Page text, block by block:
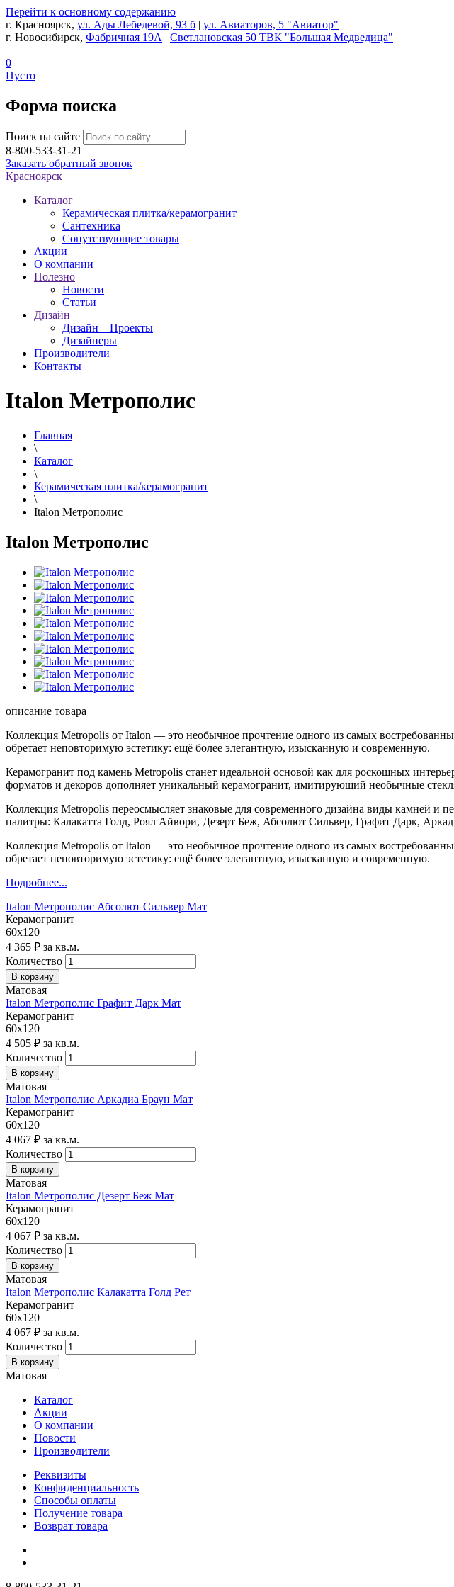
Перейти к основному содержанию
г. Красноярск, ул. Ады Лебедевой, 93 б | ул. Авиаторов, 5 "Авиатор"
г. Новосибирск, Фабричная 19А | Светлановская 50 ТВК "Большая Медведица"
0
Пусто
Форма поиска
Поиск на сайте
8-800-533-31-21
Заказать обратный звонок
Красноярск
Каталог
Керамическая плитка/керамогранит
Сантехника
Сопутствующие товары
Акции
О компании
Полезно
Новости
Статьи
Дизайн
Дизайн – Проекты
Дизайнеры
Производители
Контакты
Italon Метрополис
Главная
\
Каталог
\
Керамическая плитка/керамогранит
\
Italon Метрополис
Italon Метрополис
описание товара
Коллекция Metropolis от Italon — это необычное прочтение одного из самых
обретает неповторимую эстетику: ещё более элегантную, изысканную и современную.
Керамогранит под камень Metropolis станет идеальной основой как для роскошных
форматов и декоров дополняет уникальный керамогранит, имитирующий необычные
Коллекция Metropolis переосмысляет знаковые для современного дизайна виды камней
палитры: Калакатта Голд, Роял Айвори, Дезерт Беж, Абсолют Сильвер, Графит Дарк,
Коллекция Metropolis от Italon — это необычное прочтение одного из самых
обретает неповторимую эстетику: ещё более элегантную, изысканную и современную.
Подробнее...
Italon Метрополис Абсолют Сильвер Мат
Керамогранит
60х120
4 365 ₽ за кв.м.
Количество
Матовая
Italon Метрополис Графит Дарк Мат
Керамогранит
60х120
4 505 ₽ за кв.м.
Количество
Матовая
Italon Метрополис Аркадиа Браун Мат
Керамогранит
60х120
4 067 ₽ за кв.м.
Количество
Матовая
Italon Метрополис Дезерт Беж Мат
Керамогранит
60х120
4 067 ₽ за кв.м.
Количество
Матовая
Italon Метрополис Калакатта Голд Рет
Керамогранит
60х120
4 067 ₽ за кв.м.
Количество
Матовая
Каталог
Акции
О компании
Новости
Производители
Реквизиты
Конфиденциальность
Способы оплаты
Получение товара
Возврат товара